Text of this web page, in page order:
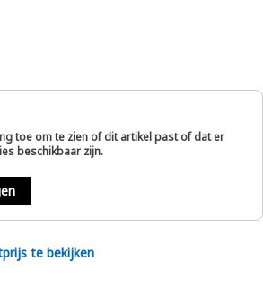
toe om te zien of dit artikel past of dat er
beschikbaar zijn.
te bekijken